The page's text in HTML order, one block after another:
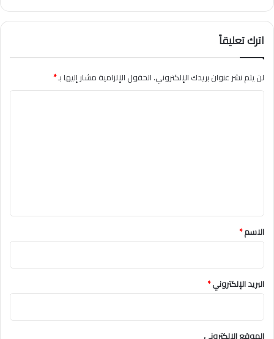
اترك تعليقاً
لن يتم نشر عنوان بريدك الإلكتروني.الحقول الإلزامية مشار إليها بـ*
*
الاسم*
البريد الإلكتروني*
الموقع الإلكتروني